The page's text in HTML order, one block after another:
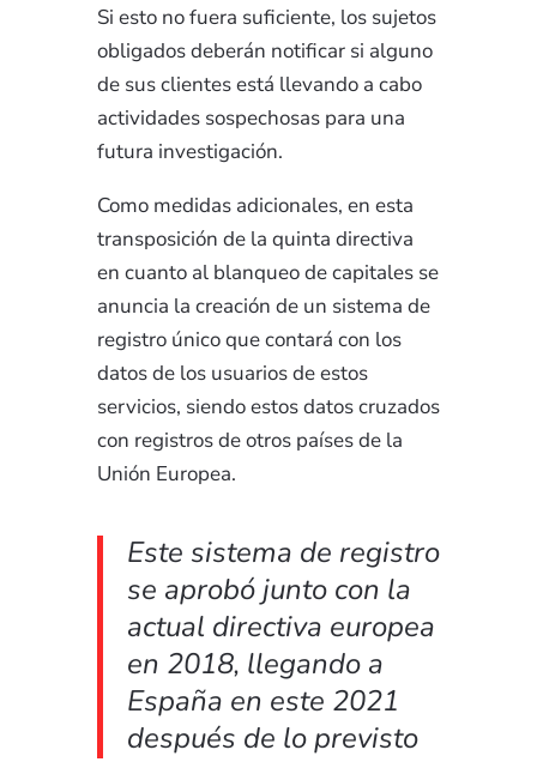
Si esto no fuera suficiente, los sujetos
obligados deberán notificar si alguno
de sus clientes está llevando a cabo
actividades sospechosas para una
futura investigación.
Como medidas adicionales, en esta
transposición de la quinta directiva
en cuanto al blanqueo de capitales se
anuncia la creación de un sistema de
registro único que contará con los
datos de los usuarios de estos
servicios, siendo estos datos cruzados
con registros de otros países de la
Unión Europea.
Este sistema de registro
se aprobó junto con la
actual directiva europea
en 2018, llegando a
España en este 2021
después de lo previsto